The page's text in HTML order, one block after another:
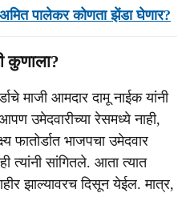
पालेकर कोणता झेंडा घेणार?
कुणाला?
माजी आमदार दामू नाईक यांनी
उमेदवारीच्‍या रेसमध्‍ये नाही,
भाजपचा उमेदवार
सांगितले. आता त्‍यात
झाल्‍यावरच दिसून येईल. मात्र,